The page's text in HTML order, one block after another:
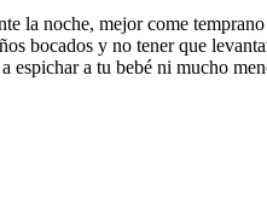
la noche, mejor come
bocados y no tener que
espichar a tu bebé ni mucho